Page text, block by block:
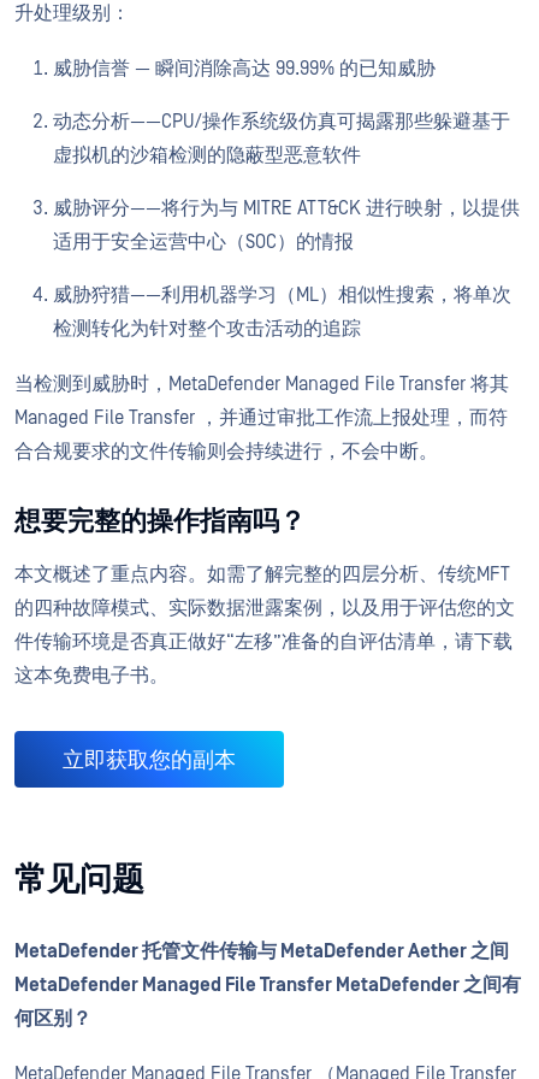
升处理级别：
威胁信誉 — 瞬间消除高达 99.99% 的已知威胁
动态分析——CPU/操作系统级仿真可揭露那些躲避基于
虚拟机的沙箱检测的隐蔽型恶意软件
威胁评分——将行为与 MITRE ATT&CK 进行映射，以提供
适用于安全运营中心（SOC）的情报
威胁狩猎——利用机器学习（ML）相似性搜索，将单次
检测转化为针对整个攻击活动的追踪
当检测到威胁时，MetaDefender Managed File Transfer 将其
Managed File Transfer ，并通过审批工作流上报处理，而符
合合规要求的文件传输则会持续进行，不会中断。
想要完整的操作指南吗？
本文概述了重点内容。如需了解完整的四层分析、传统MFT
的四种故障模式、实际数据泄露案例，以及用于评估您的文
件传输环境是否真正做好“左移”准备的自评估清单，请下载
这本免费电子书。
立即获取您的副本
常见问题
MetaDefender 托管文件传输与 MetaDefender Aether 之间
MetaDefender Managed File Transfer MetaDefender 之间有
何区别？
MetaDefender Managed File Transfer （Managed File Transfer